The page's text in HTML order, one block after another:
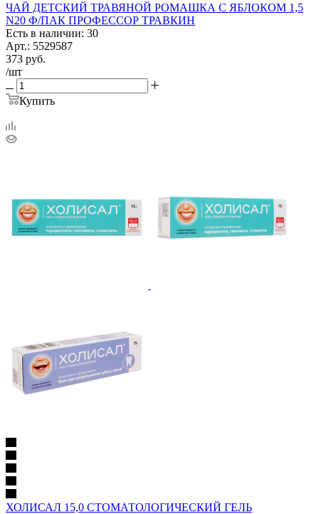
ЧАЙ ДЕТСКИЙ ТРАВЯНОЙ РОМАШКА С ЯБЛОКОМ 1,5
N20 Ф/ПАК ПРОФЕССОР ТРАВКИН
Есть в наличии: 30
Арт.: 5529587
373 руб.
/шт
Купить
ХОЛИСАЛ 15,0 СТОМАТОЛОГИЧЕСКИЙ ГЕЛЬ